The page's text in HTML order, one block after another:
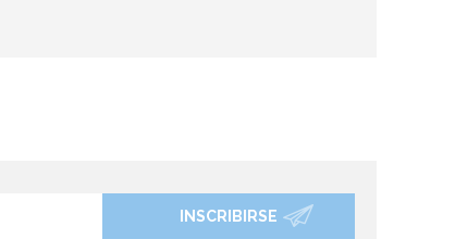
INSCRIBIRSE